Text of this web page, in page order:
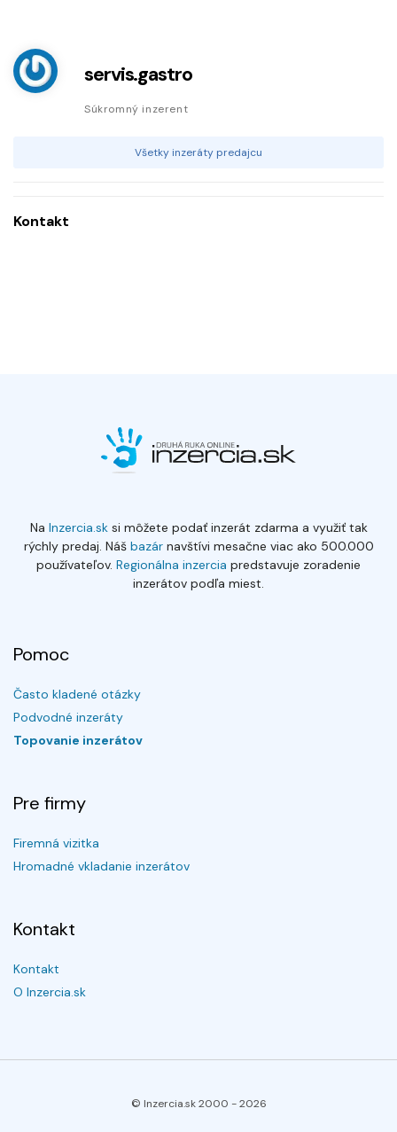
servis.gastro
Súkromný inzerent
Všetky inzeráty predajcu
Kontakt
Na Inzercia.sksi môžete podať inzerát zdarma a využiť tak
rýchly predaj. Náš bazárnavštívi mesačne viac ako 500.000
používateľov. Regionálna inzercia predstavuje zoradenie
inzerátov podľa miest.
Pomoc
Často kladené otázky
Podvodné inzeráty
Topovanie inzerátov
Pre firmy
Firemná vizitka
Hromadné vkladanie inzerátov
Kontakt
Kontakt
O Inzercia.sk
© Inzercia.sk 2000 -2026